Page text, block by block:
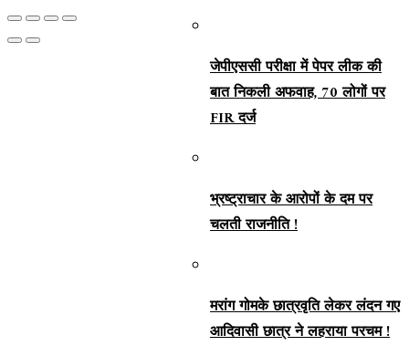
जेपीएससी परीक्षा में पेपर लीक की
बात निकली अफवाह, 70 लोगों पर
FIR दर्ज
भ्रष्ट्राचार के आरोपों के दम पर
चलती राजनीति !
मरांग गोमके छात्रवृति लेकर लंदन गए
आदिवासी छात्र ने लहराया परचम !